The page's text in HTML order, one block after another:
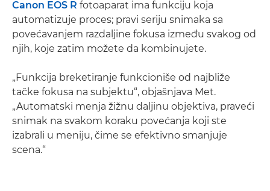
Canon EOS R fotoaparat ima funkciju koja
automatizuje proces; pravi seriju snimaka sa
povećavanjem razdaljine fokusa između svakog od
njih, koje zatim možete da kombinujete.
„Funkcija breketiranje funkcioniše od najbliže
tačke fokusa na subjektu“, objašnjava Met.
„Automatski menja žižnu daljinu objektiva, praveći
snimak na svakom koraku povećanja koji ste
izabrali u meniju, čime se efektivno smanjuje
scena.“